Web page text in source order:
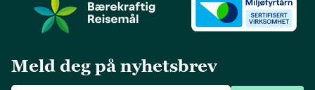
Meld deg på nyhetsbrev